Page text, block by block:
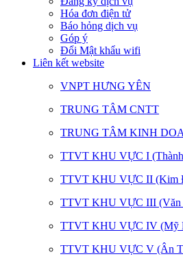
Hóa đơn điện tử
Báo hỏng dịch vụ
Góp ý
Đổi Mật khẩu wifi
Liên kết website
VNPT HƯNG YÊN
TRUNG TÂM CNTT
TRUNG TÂM KINH
TTVT KHU VỰC I
TTVT KHU VỰC II (Kim
TTVT KHU VỰC III (Văn
TTVT KHU VỰC IV (Mỹ
TTVT KHU VỰC V (Ân